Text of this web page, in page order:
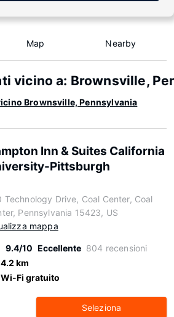
Map Nearby
vicino a: Brownsville,
Brownsville, Pennsylvania
Inn & Suites California
Pittsburgh
Technology Drive, Coal Center, Coal
Pennsylvania 15423, US
mappa
9.4/10 Eccellente 804 recensioni
4.2 km
Wi-Fi gratuito
Seleziona